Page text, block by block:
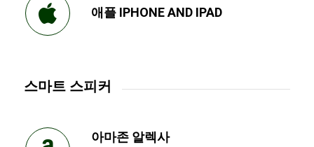
애플 IPHONE AND IPAD
스마트 스피커
아마존 알렉사